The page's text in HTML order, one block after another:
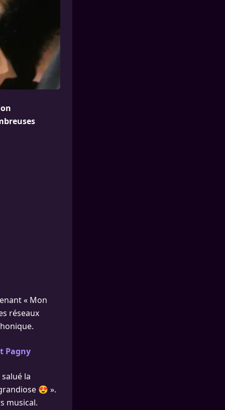
« Mon
réseaux
Pagny
la
😍 ».
musical.